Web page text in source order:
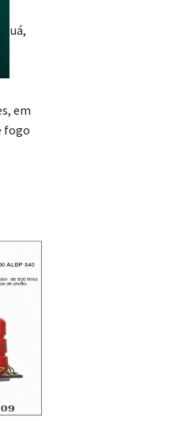
em
fogo